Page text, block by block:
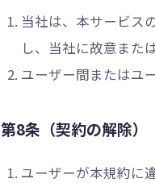
当社は、本サービス
し、当社に故意また
ユーザー間またはユ
第8条（契約の解除）
ユーザーが本規約に